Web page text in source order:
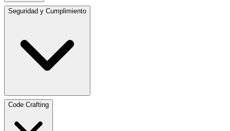
Seguridad y Cumplimiento
Code Crafting